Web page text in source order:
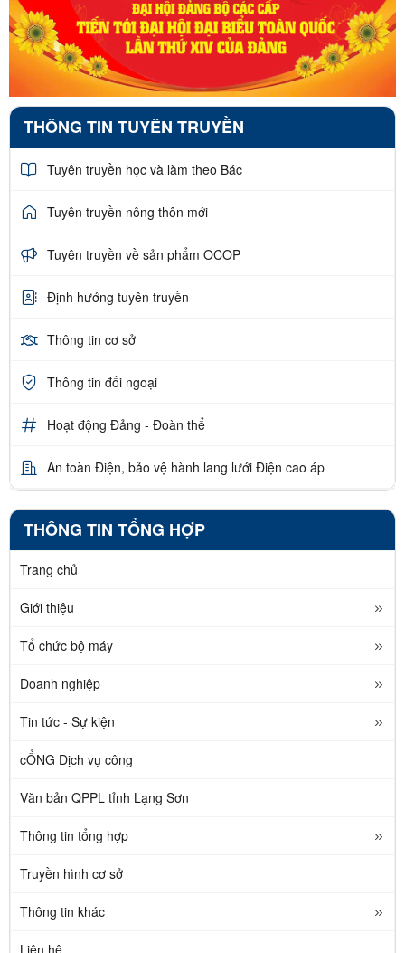
THÔNG TIN TUYÊN TRUYỀN
Tuyên truyền học và làm theo Bác
Tuyên truyền nông thôn mới
Tuyên truyền về sản phẩm OCOP
Định hướng tuyên truyền
Thông tin cơ sở
Thông tin đối ngoại
Hoạt động Đảng - Đoàn thể
An toàn Điện, bảo vệ hành lang lưới Điện cao áp
THÔNG TIN TỔNG HỢP
Trang chủ
Giới thiệu
Tổ chức bộ máy
Doanh nghiệp
Tin tức - Sự kiện
cỔNG Dịch vụ công
Văn bản QPPL tỉnh Lạng Sơn
Thông tin tổng hợp
Truyền hình cơ sở
Thông tin khác